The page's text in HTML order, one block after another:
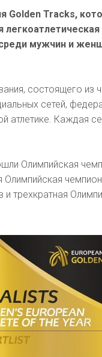
Tracks,
мужчин и
состоящего из
сетей,
атлетике. Каждая
Олимпийская
трехкратная